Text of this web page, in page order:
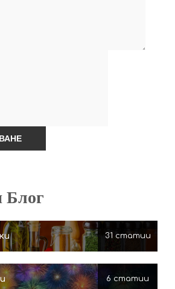
Блог
31 статии
6 статии